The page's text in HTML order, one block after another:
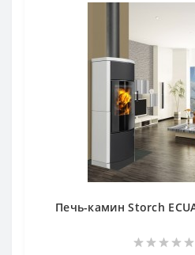
Печь-камин Storch